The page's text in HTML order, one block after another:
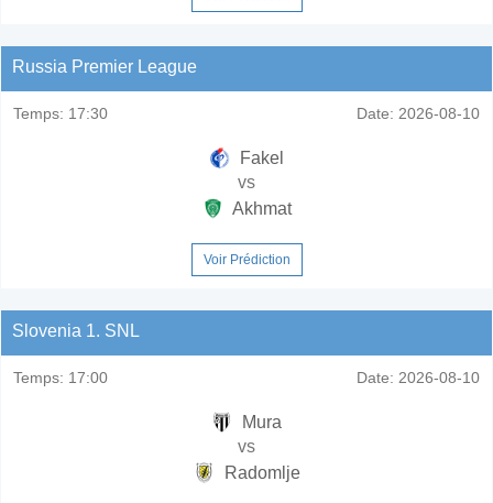
Russia Premier League
Temps: 17:30 Date: 2026-08-10
Fakel
vs
Akhmat
Voir Prédiction
Slovenia 1. SNL
Temps: 17:00 Date: 2026-08-10
Mura
vs
Radomlje